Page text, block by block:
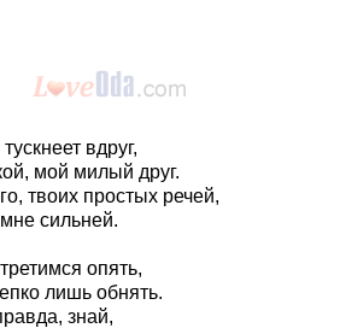
вдруг,
мой милый друг.
твоих простых речей,
сильней.
опять,
лишь обнять.
знай,